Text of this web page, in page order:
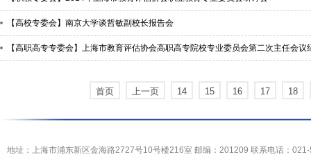
【高校专委会】南京大学谈哲敏副校长报告会
【高职高专专委会】上海市教育评估协会高职高专院校专业委员会第二次主任会议
首页 上一页 14 15 16 17 18
地址：上海市浦东新区金海路2727号10号楼216室 邮编：201209 联系电话：